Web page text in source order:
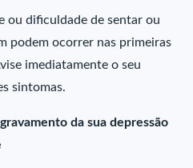
ou dificuldade de sentar ou
podem ocorrer nas primeiras
imediatamente o seu
sintomas.
da sua depressão